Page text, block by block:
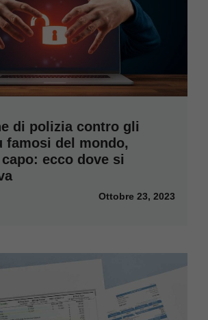
di polizia contro gli
famosi del mondo,
ecco dove si
Ottobre 23, 2023